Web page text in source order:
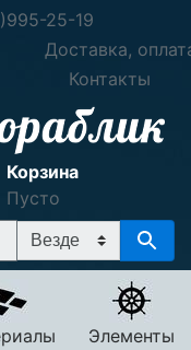
25-19
Доставка,
Контакты
Корзина
Пусто
Элементы